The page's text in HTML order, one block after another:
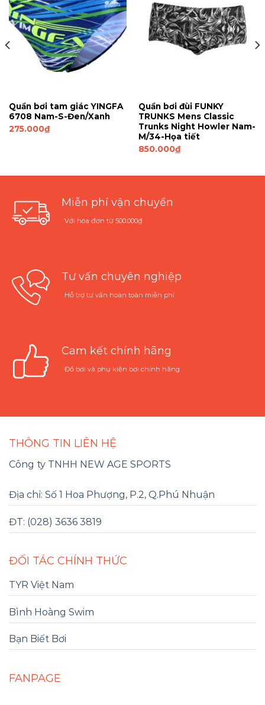
Quần bơi tam giác YINGFA
6708 Nam-S-Đen/Xanh
275.000₫
Quần bơi đùi FUNKY
TRUNKS Mens Classic
Trunks Night Howler Nam-
M/34-Họa tiết
850.000₫
Miễn phí vận chuyển
Với hóa đơn từ 500.000₫
Tư vấn chuyên nghiệp
Hỗ trợ tư vấn hoàn toàn miễn phí
Cam kết chính hãng
Đồ bơi và phụ kiện bơi chính hãng
THÔNG TIN LIÊN HỆ
Công ty TNHH NEW AGE SPORTS
Địa chỉ: Số 1 Hoa Phượng, P.2, Q.Phú Nhuận
ĐT: (028) 3636 3819
ĐỐI TÁC CHÍNH THỨC
TYR Việt Nam
Bình Hoàng Swim
Bạn Biết Bơi
FANPAGE